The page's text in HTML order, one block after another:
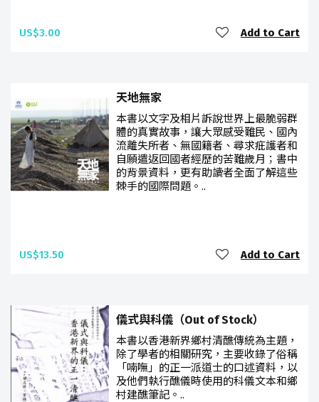
US$3.00 Add to Cart
天地無家
本書以文字及相片訴說世界上最脆弱群
體的真實故事，讓大眾感受難民、國內
流離失所者、無國籍者、尋求疪護者和
自願遣返回國者經歷的苦難歲月；書中
的背景資料，更有助讀者全面了解這些
棘手的國際問題。..
US$13.50 Add to Cart
儀式與科儀（Out of Stock）
本書以香港新界鄉村清醮傳統為主題，
除了學者的相關研究，主要收錄了俗稱
「喃嘸」的正一派道士的口述資料，以
及他們執行醮儀時使用的科儀文本和鄉
村建醮筆記。..